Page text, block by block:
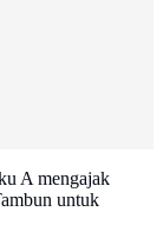
A mengajak
untuk